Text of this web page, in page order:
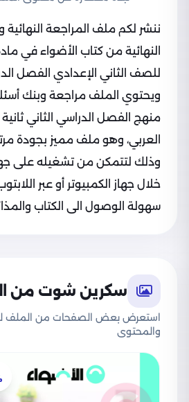
ننشر لكم ملف المراجعة النهائية
النهائية من كتاب الأضواء في
ويحتوي الملف مراجعة وبنك
منهج الفصل الدراسي الثاني
وذلك لتتمكن من تشغيله على
خلال جهاز الكمبيوتر أو عبر
سهولة الوصول الى الكتاب
سكرين شوت من
استعرض بعض الصفحات من الملف
والمحتوى